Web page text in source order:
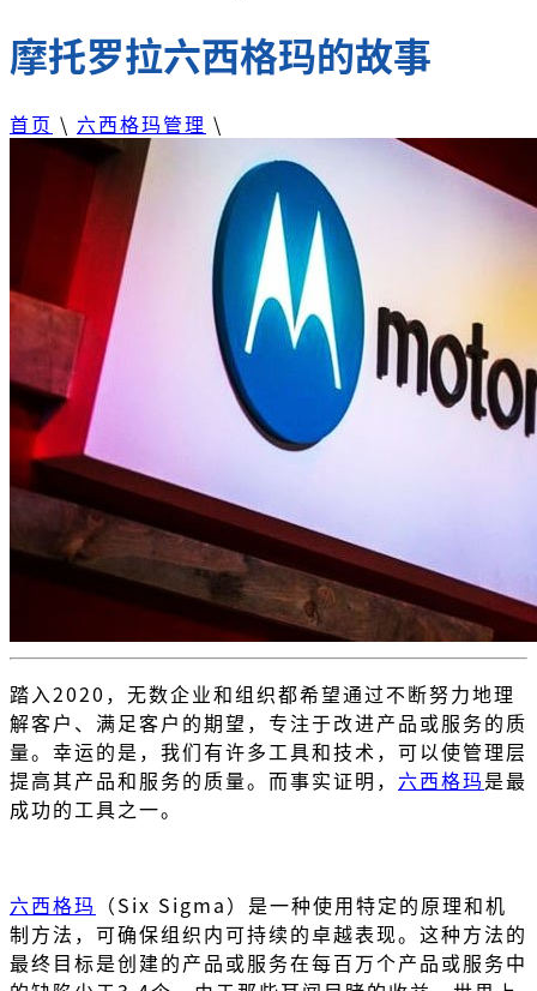
摩托罗拉六西格玛的故事
首页 \ 六西格玛管理 \
踏入2020，无数企业和组织都希望通过不断努力地理
解客户、满足客户的期望，专注于改进产品或服务的质
量。幸运的是，我们有许多工具和技术，可以使管理层
提高其产品和服务的质量。而事实证明， 六西格玛是最
成功的工具之一。
六西格玛 （Six Sigma）是一种使用特定的原理和机
制方法，可确保组织内可持续的卓越表现。这种方法的
最终目标是创建的产品或服务在每百万个产品或服务中